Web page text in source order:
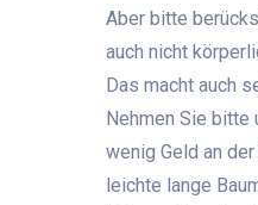
Aber bitte
auch nicht
Das macht auch
Nehmen Sie bitte
wenig Geld an
leichte lange